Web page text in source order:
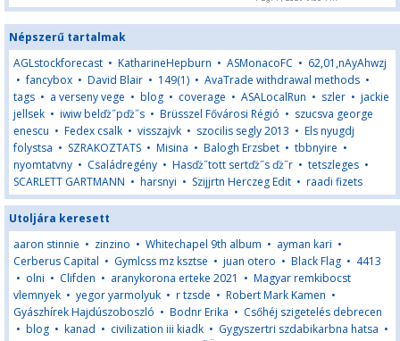
Népszerű tartalmak
AGLstockforecast • KatharineHepburn • ASMonacoFC • 62,01,nAyAhwzj
•fancybox • David Blair • 149(1) • AvaTrade withdrawal methods •
tags • a verseny vege • blog • coverage • ASALocalRun • szler • jackie
jellsek • iwiw belďż˝pďż˝s • Brüsszel Fővárosi Régió • szucsva george
enescu • Fedex csalk • visszajvk • szocilis segly 2013 • Els nyugdj
folystsa • SZRAKOZTATS • Misina • Balogh Erzsbet • tbbnyire •
nyomtatvny • Családregény • Hasďż˝tott sertďż˝s ďż˝r • tetszleges •
SCARLETT GARTMANN • harsnyi • Szijjrtn Herczeg Edit • raadi fizets
Utoljára keresett
aaron stinnie • zinzino • Whitechapel 9th album • ayman kari •
Cerberus Capital • Gymlcss mz ksztse • juan otero • Black Flag • 4413
• olni • Clifden • aranykorona erteke 2021 • Magyar remkibocst
vlemnyek • yegor yarmolyuk • r tzsde • Robert Mark Kamen •
Gyászhírek Hajdúszoboszló • Bodnr Erika • Csőhéj szigetelés debrecen
• blog • kanad • civilization iii kiadk • Gygyszertri szdabikarbna hatsa •